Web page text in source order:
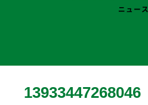
ニュース
13933447268046